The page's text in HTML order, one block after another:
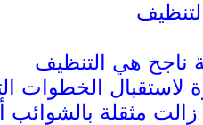
الخطوات
مثقلة بالشوائب